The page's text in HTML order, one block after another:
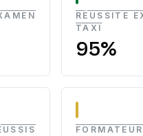
RÉUSSITE
TAXI
95%